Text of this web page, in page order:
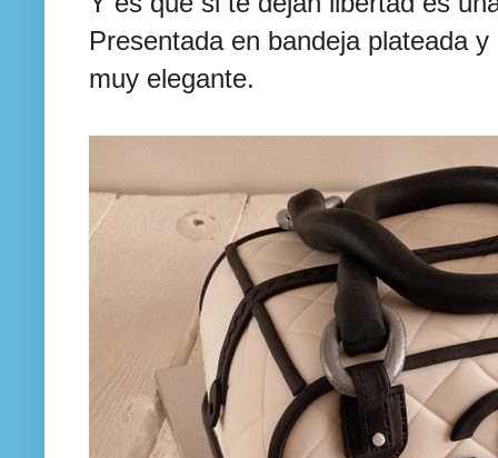
Presentada en bandeja plateada
muy elegante.